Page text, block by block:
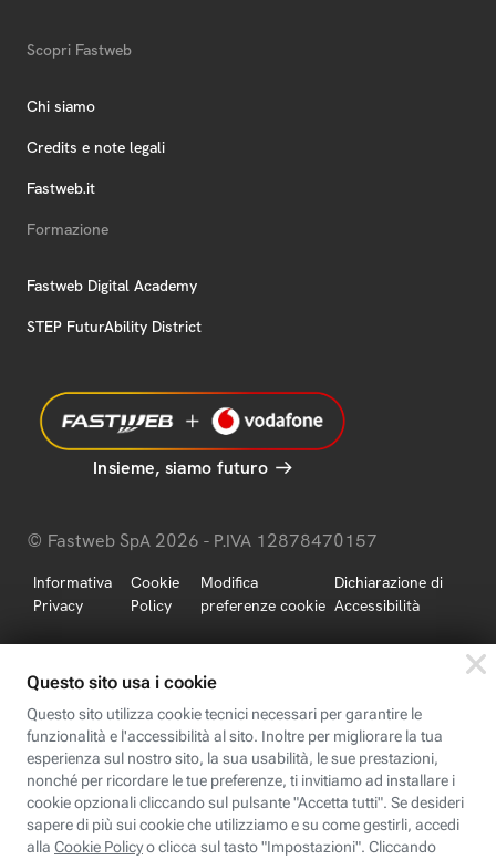
Scopri Fastweb
Chi siamo
Credits e note legali
Fastweb.it
Formazione
Fastweb Digital Academy
STEP FuturAbility District
Insieme, siamo futuro
© Fastweb SpA 2026 - P.IVA 12878470157
Informativa
Privacy
Cookie
Policy
Modifica
preferenze cookie
Dichiarazione di
Accessibilità